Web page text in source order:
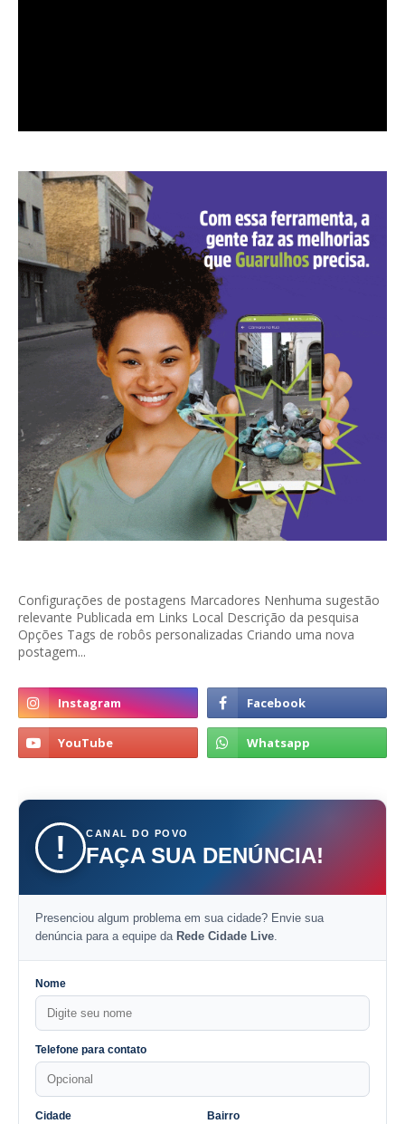
Configurações de postagens Marcadores Nenhuma sugestão
relevante Publicada em Links Local Descrição da pesquisa
Opções Tags de robôs personalizadas Criando uma nova
postagem...
! CANAL DO POVO
FAÇA SUA DENÚNCIA!
Presenciou algum problema em sua cidade? Envie sua
denúncia para a equipe da Rede Cidade Live.
Nome
Telefone para contato
Cidade Bairro